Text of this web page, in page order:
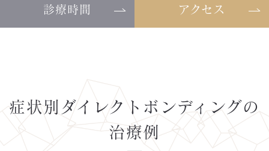
診療時間 アクセス
症状別ダイレクトボンディングの
治療例